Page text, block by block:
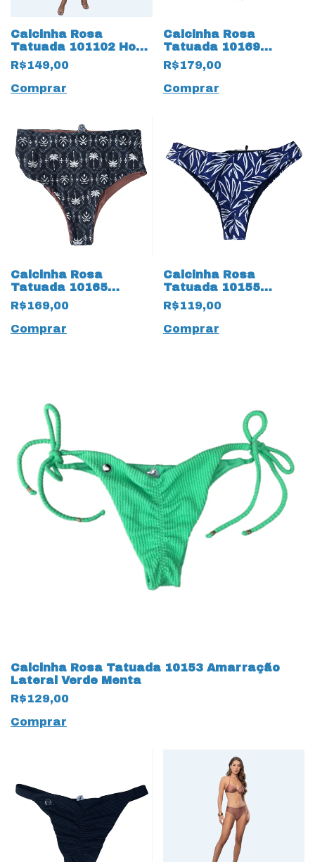
Calcinha Rosa
Tatuada 101102 Hot
Pant Trilobal Preto
R$149,00
Comprar
Calcinha Rosa
Tatuada 10169
Estampada Argolas
Lateral Verde
R$179,00
Comprar
Calcinha Rosa
Tatuada 10165
Estampa Trilobal
Preto
R$169,00
Comprar
Calcinha Rosa
Tatuada 10155
Tradicional
Reversível Azul
R$119,00
Comprar
Calcinha Rosa Tatuada 10153 Amarração
Lateral Verde Menta
R$129,00
Comprar